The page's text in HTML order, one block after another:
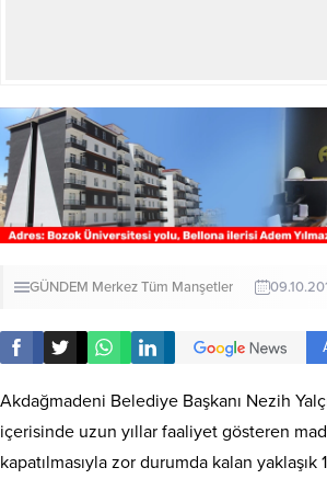
GÜNDEM MerkezTüm Manşetler
Akdağmadeni Belediye Başkanı Nezih
içerisinde uzun yıllar faaliyet gösteren
kapatılmasıyla zor durumda kalan